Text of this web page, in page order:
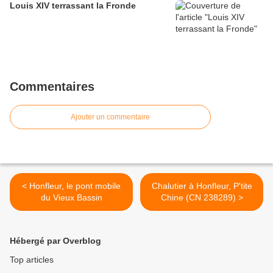
Louis XIV terrassant la Fronde
Commentaires
Ajouter un commentaire
< Honfleur, le pont mobile
du Vieux Bassin
Chalutier à Honfleur, P'tite
Chine (CN 238289) >
Hébergé par Overblog
Top articles